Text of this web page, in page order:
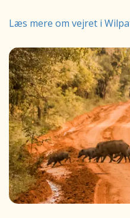
Læs mere om vejret i